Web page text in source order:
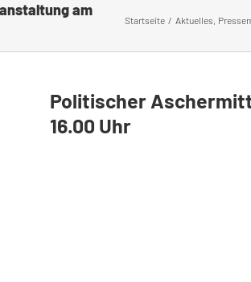
am
Startseite Aktuelles
Politischer
16.00 Uhr